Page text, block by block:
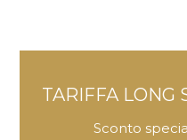
LONG STAY -
Sconto speciale fino